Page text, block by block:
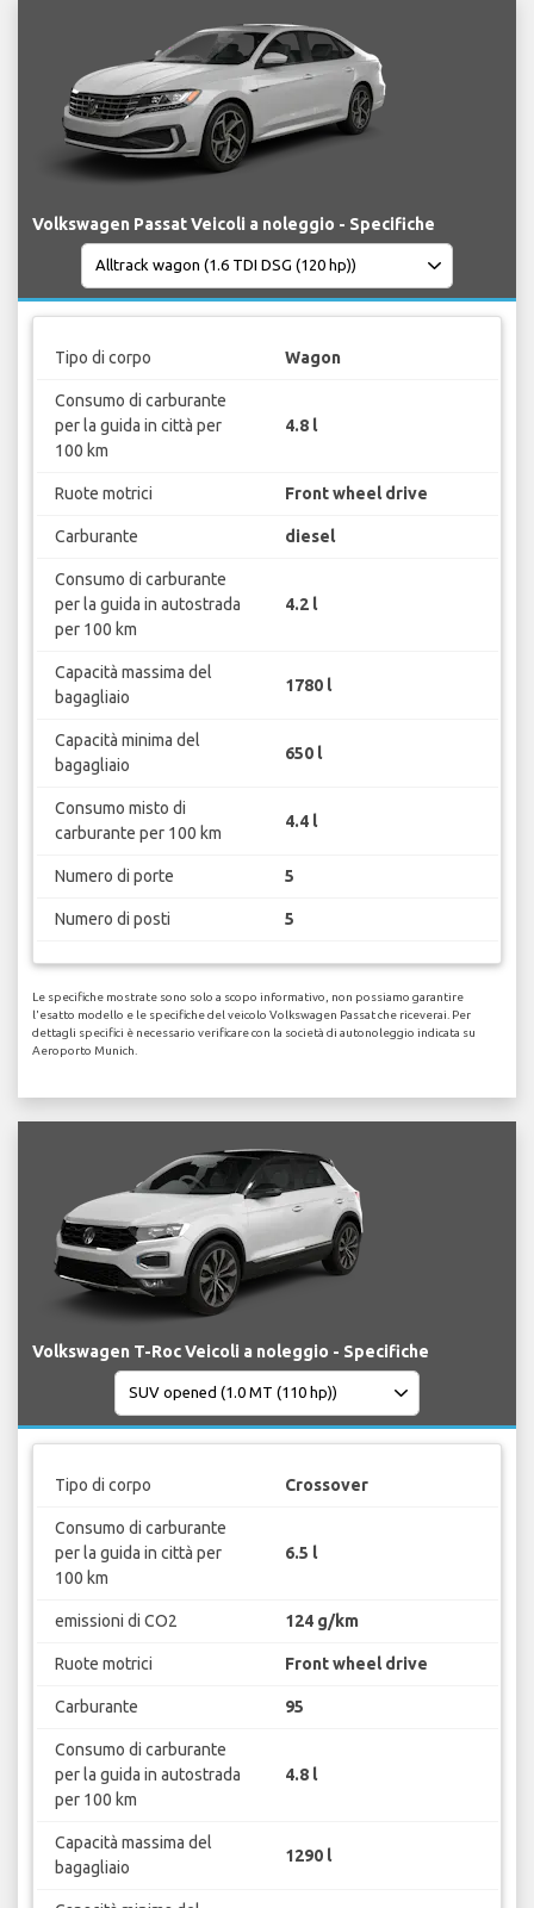
Volkswagen Passat Veicoli a noleggio - Specifiche
Tipo di corpo Wagon
Consumo di carburante
per la guida in città per
100 km
4.8 l
Ruote motrici Front wheel drive
Carburante diesel
Consumo di carburante
per la guida in autostrada
per 100 km
4.2 l
Capacità massima del
bagagliaio
1780 l
Capacità minima del
bagagliaio
650 l
Consumo misto di
carburante per 100 km
4.4 l
Numero di porte 5
Numero di posti 5
Le specifiche mostrate sono solo a scopo informativo, non possiamo garantire
l'esatto modello e le specifiche del veicolo Volkswagen Passat che riceverai. Per
dettagli specifici è necessario verificare con la società di autonoleggio indicata su
Aeroporto Munich.
Volkswagen T-Roc Veicoli a noleggio - Specifiche
Tipo di corpo Crossover
Consumo di carburante
per la guida in città per
100 km
6.5 l
emissioni di CO2 124 g/km
Ruote motrici Front wheel drive
Carburante 95
Consumo di carburante
per la guida in autostrada
per 100 km
4.8 l
Capacità massima del
bagagliaio
1290 l